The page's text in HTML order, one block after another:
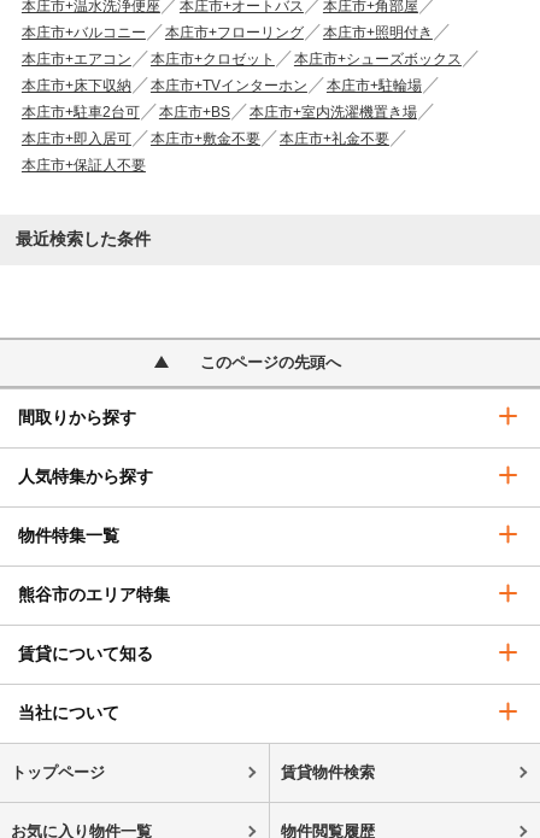
本庄市+温水洗浄便座
本庄市+オートバス
本庄市+角部屋
本庄市+バルコニー
本庄市+フローリング
本庄市+照明付き
本庄市+エアコン
本庄市+クロゼット
本庄市+シューズボックス
本庄市+床下収納
本庄市+TVインターホン
本庄市+駐輪場
本庄市+駐車2台可
本庄市+BS
本庄市+室内洗濯機置き場
本庄市+即入居可
本庄市+敷金不要
本庄市+礼金不要
本庄市+保証人不要
最近検索した条件
このページの先頭へ
間取りから探す
人気特集から探す
物件特集一覧
熊谷市のエリア特集
賃貸について知る
当社について
トップページ 賃貸物件検索
お気に入り物件一覧 物件閲覧履歴